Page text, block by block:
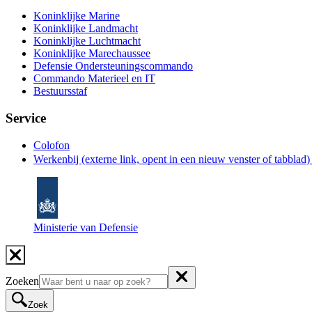
Koninklijke Marine
Koninklijke Landmacht
Koninklijke Luchtmacht
Koninklijke Marechaussee
Defensie Ondersteuningscommando
Commando Materieel en IT
Bestuursstaf
Service
Colofon
Werkenbij (externe link, opent in een nieuw venster of tabblad)
Ministerie van Defensie
Zoeken
Zoek